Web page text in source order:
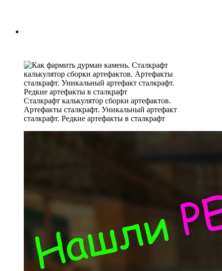
Сталкрафт калькулятор сборки артефактов.
Артефакты сталкрафт. Уникальный артефакт
сталкрафт. Редкие артефакты в сталкрафт